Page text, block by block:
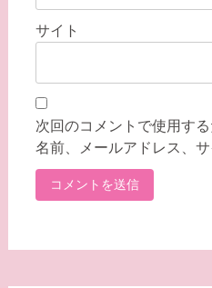
サイト
次回のコメントで使用す
名前、メールアドレス、サ